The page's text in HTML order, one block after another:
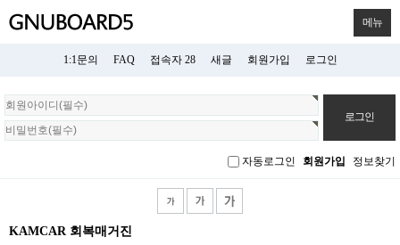
메뉴
1:1문의 FAQ 접속자 28 새글 회원가입 로그인
회
원
로
자동로그인 회원가입 정보찾기
KAMCAR 회복매거진